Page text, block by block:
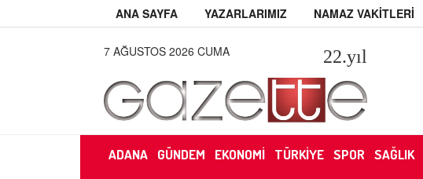
ANA SAYFA YAZARLARIMIZ NAMAZ VAKİTLERİ
7 AĞUSTOS 2026 CUMA 22.yıl
ADANA GÜNDEM EKONOMİ TÜRKİYE SPOR SAĞLIK